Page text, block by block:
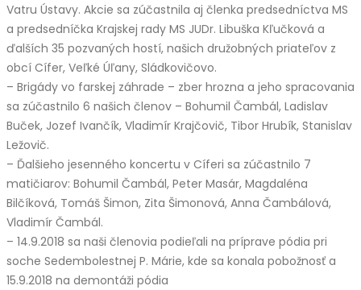
Vatru Ústavy. Akcie sa zúčastnila aj členka predsedníctva MS
a predsedníčka Krajskej rady MS JUDr. Libuška Kľučková a
ďalších 35 pozvaných hostí, našich družobných priateľov z
obcí Cífer, Veľké Úľany, Sládkovičovo.
– Brigády vo farskej záhrade – zber hrozna a jeho spracovania
sa zúčastnilo 6 našich členov – Bohumil Čambál, Ladislav
Buček, Jozef Ivančík, Vladimír Krajčovič, Tibor Hrubík, Stanislav
Ležovič.
– Ďalšieho jesenného koncertu v Cíferi sa zúčastnilo 7
matičiarov: Bohumil Čambál, Peter Masár, Magdaléna
Bilčíková, Tomáš Šimon, Zita Šimonová, Anna Čambálová,
Vladimír Čambál.
– 14.9.2018 sa naši členovia podieľali na príprave pódia pri
soche Sedembolestnej P. Márie, kde sa konala pobožnosť a
15.9.2018 na demontáži pódia